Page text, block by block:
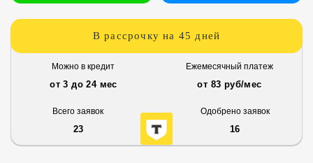
В рассрочку на 45 дней
Можно в кредит
от 3 до 24 мес
Ежемесячный платеж
от 83 руб/мес
Всего заявок
23
Одобрено заявок
16